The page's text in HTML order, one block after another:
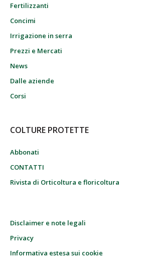
Fertilizzanti
Concimi
Irrigazione in serra
Prezzi e Mercati
News
Dalle aziende
Corsi
COLTURE PROTETTE
Abbonati
CONTATTI
Rivista di Orticoltura e floricoltura
Disclaimer e note legali
Privacy
Informativa estesa sui cookie